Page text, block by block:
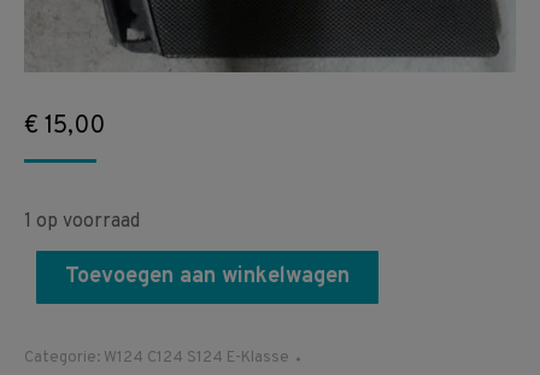
€ 15,00
1 op voorraad
Toevoegen aan winkelwagen
Categorie: W124 C124 S124 E-Klasse